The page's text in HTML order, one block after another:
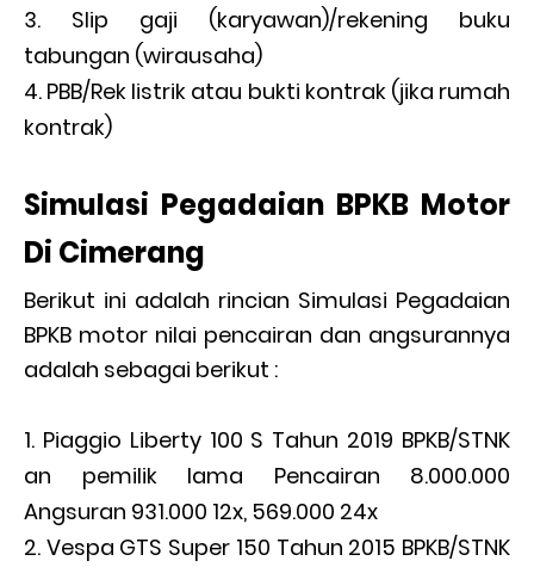
Slip gaji (karyawan)/rekening buku
tabungan (wirausaha)
PBB/Rek listrik atau bukti kontrak (jika rumah
kontrak)
Simulasi Pegadaian BPKB Motor
Di Cimerang
Berikut ini adalah rincian Simulasi Pegadaian
BPKB motor nilai pencairan dan angsurannya
adalah sebagai berikut :
Piaggio Liberty 100 S Tahun 2019 BPKB/STNK
an pemilik lama Pencairan 8.000.000
Angsuran 931.000 12x, 569.000 24x
Vespa GTS Super 150 Tahun 2015 BPKB/STNK